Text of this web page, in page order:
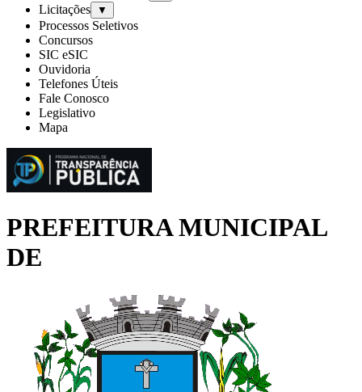
Licitações ▼
Processos Seletivos
Concursos
SIC eSIC
Ouvidoria
Telefones Úteis
Fale Conosco
Legislativo
Mapa
PREFEITURA MUNICIPAL
DE